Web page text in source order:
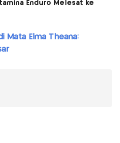
Enduro Melesat ke
Mata Elma Theana: